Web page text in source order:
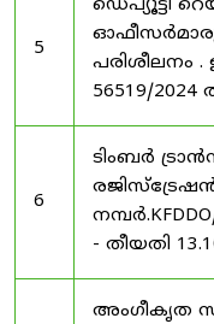
5
ഡെപ്യൂട്ടി
പരിശീലനം .
56519/2024
6
ടിംബർ
- തീയതി
അംഗീകൃത